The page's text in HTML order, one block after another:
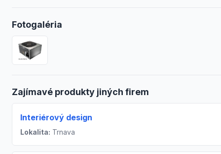
Fotogaléria
Zajímavé produkty jiných firem
Interiérový design
Lokalita: Trnava